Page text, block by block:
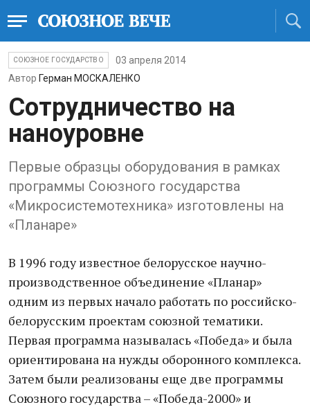
СОЮЗНОЕ ГОСУДАРСТВО
03 апреля 2014
Автор Герман МОСКАЛЕНКО
Сотрудничество на
наноуровне
Первые образцы оборудования в рамках
программы Союзного государства
«Микросистемотехника» изготовлены на
«Планаре»
В 1996 году известное белорусское научно-
производственное объединение «Планар»
одним из первых начало работать по российско-
белорусским проектам союзной тематики.
Первая программа называлась «Победа» и была
ориентирована на нужды оборонного комплекса.
Затем были реализованы еще две программы
Союзного государства – «Победа-2000» и